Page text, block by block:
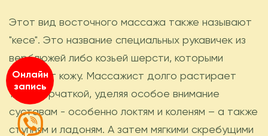
Этот вид восточного массажа также называют
"кесе". Это название специальных рукавичек из
верблюжей либо козьей шерсти, которыми
очищают кожу. Массажист долго растирает
тело перчаткой, уделяя особое внимание
суставам - особенно локтям и коленям – а также
ступням и ладоням. А затем мягкими скребущими
Онлайн
запись